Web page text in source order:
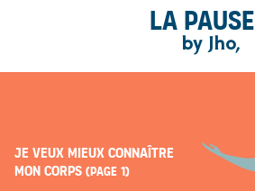
La pause
by Jho,
Je veux mieux connaître
mon corps (page 1)